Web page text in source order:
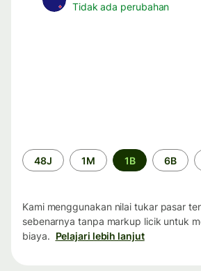
Tidak ada perubahan
Periode
waktu
48J 1M 1B 6B
Kami menggunakan nilai tukar pasar
sebenarnya tanpa markup licik untuk
biaya. Pelajari lebih lanjut